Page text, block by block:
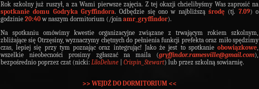
Rok szkolny już ruszył, a za Wami pierwsze zajęcia. Z tej okazji chcielibyśmy Was zaprosić na
spotkanie domu Godryka Gryffindora. Odbędzie się ono w najbliższą środę (tj. 7.09) o
godzinie 20:40 w naszym dormitorium (/join amr_gryffindor).
Na spotkaniu omówimy kwestie organizacyjne związane z trwającym rokiem szkolnym,
zbliżające się Otrzęsiny, wyznaczymy chętnych do pełnienia funkcji prefekta oraz miło spędzimy
czas, lepiej się przy tym poznając oraz integrując! Jako że jest to spotkanie obowiązkowe,
wszelkie nieobecności prosimy zgłaszać na maila (gryffindor.ramesville@gmail.com),
bezpośrednio poprzez czat (nicki: LiloDelune Crispin_Stewart) lub przez szkolną sowiarnię.
>> WEJDŹ DO DORMITORIUM <<